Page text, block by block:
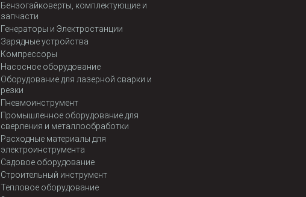
Бензогайковерты, комплектующие и
запчасти
Генераторы и Электростанции
Зарядные устройства
Компрессоры
Насосное оборудование
Оборудование для лазерной сварки и
резки
Пневмоинструмент
Промышленное оборудование для
сверления и металлообработки
Расходные материалы для
электроинструмента
Садовое оборудование
Строительный инструмент
Тепловое оборудование